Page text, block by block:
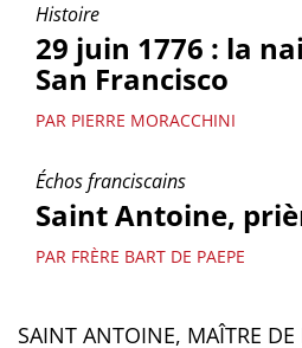
Histoire
29 juin 1776 : la
San Francisco
PAR PIERRE MORACCHINI
Échos franciscains
Saint Antoine,
PAR FRÈRE BART DE PAEPE
SAINT ANTOINE, MAÎTRE DE